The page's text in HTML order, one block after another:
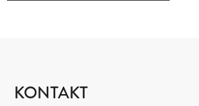
KONTAKT